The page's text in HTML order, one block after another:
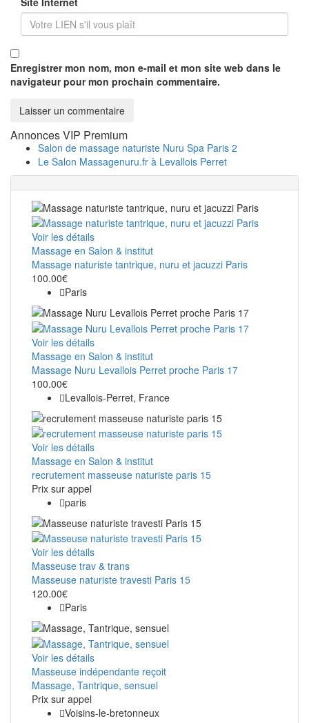
Enregistrer mon nom, mon e-mail et mon site web dans le
navigateur pour mon prochain commentaire.
Annonces VIP Premium
Salon de massage naturiste Nuru Spa Paris 2
Le Salon Massagenuru.fr à Levallois Perret
Voir les détails
Massage en Salon & institut
Massage naturiste tantrique, nuru et jacuzzi Paris
100.00€
Paris
Voir les détails
Massage en Salon & institut
Massage Nuru Levallois Perret proche Paris 17
100.00€
Levallois-Perret, France
Voir les détails
Massage en Salon & institut
recrutement masseuse naturiste paris 15
Prix ​​sur appel
paris
Voir les détails
Masseuse trav & trans
Masseuse naturiste travesti Paris 15
120.00€
Paris
Voir les détails
Masseuse indépendante reçoit
Massage, Tantrique, sensuel
Prix ​​sur appel
Voisins-le-bretonneux